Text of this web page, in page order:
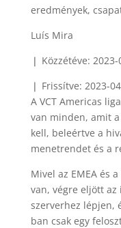
Luís Mira
❘ Közzétéve:
❘ Frissítve: 2023-
A VCT Americas
van minden, amit
kell, beleértve a
menetrendet és a
Mivel az EMEA és
van, végre eljött az
szerverhez lépjen,
ban csak egy